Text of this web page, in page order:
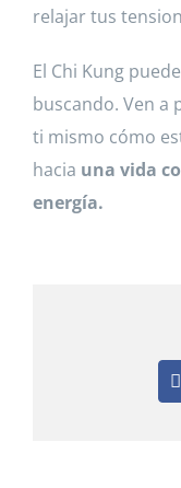
relajar tus
El Chi Kung
buscando. Ven a
ti mismo cómo
hacia una vida
energía.